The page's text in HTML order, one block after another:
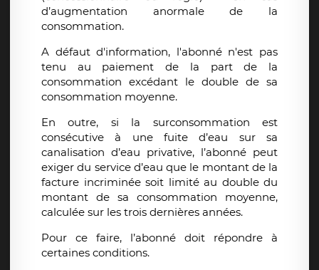
d’augmentation anormale de la
consommation.
A défaut d'information, l'abonné n'est pas
tenu au paiement de la part de la
consommation excédant le double de sa
consommation moyenne.
En outre, si la surconsommation est
consécutive à une fuite d’eau sur sa
canalisation d’eau privative, l’abonné peut
exiger du service d’eau que le montant de la
facture incriminée soit limité au double du
montant de sa consommation moyenne,
calculée sur les trois dernières années.
Pour ce faire, l’abonné doit répondre à
certaines conditions.